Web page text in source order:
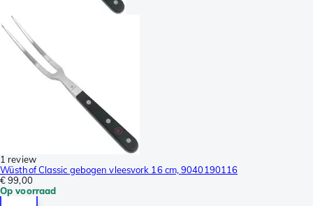
1 review
Wüsthof Classic gebogen vleesvork 16 cm, 9040190116
€ 99,00
Op voorraad